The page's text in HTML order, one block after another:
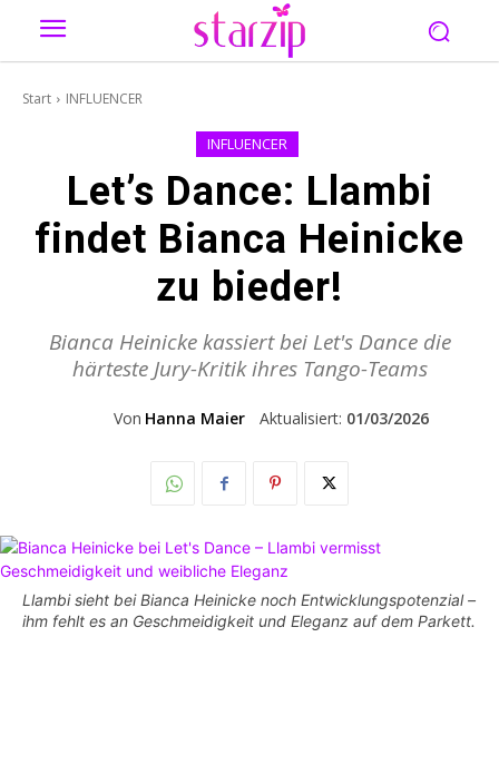
Start INFLUENCER
INFLUENCER
Let’s Dance: Llambi
findet Bianca Heinicke
zu bieder!
Bianca Heinicke kassiert bei Let's Dance die
härteste Jury-Kritik ihres Tango-Teams
Von Hanna Maier Aktualisiert: 01/03/2026
Llambi sieht bei Bianca Heinicke noch Entwicklungspotenzial –
ihm fehlt es an Geschmeidigkeit und Eleganz auf dem Parkett.